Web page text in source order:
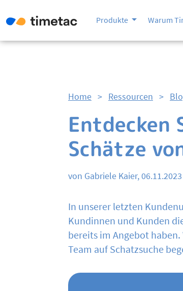
Produkte Warum
Home > Ressourcen >
Entdecken
Schätze
von Gabriele Kaier, 06.11.2023
In unserer letzten
Kundinnen und Kunden
bereits im Angebot
Team auf Schatzsuche